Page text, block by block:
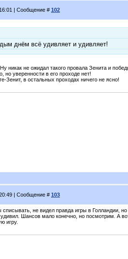
| Сообщение # 102
днём всё удивляет и удивляет!
никак не ожидал такого провала Зенита и
но уверенности в его проходе нет!
Зенит, в остальных проходах ничего не ясно!
| Сообщение # 103
не видел правда игры в Голландии,
Шансов мало конечно, но посмотрим. А
игру.